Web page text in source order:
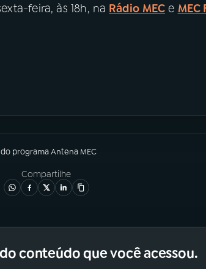
feira, às 18h, na Rádio MEC e MEC
do programaAntena MEC
Compartilhe
conteúdo que você acessou.